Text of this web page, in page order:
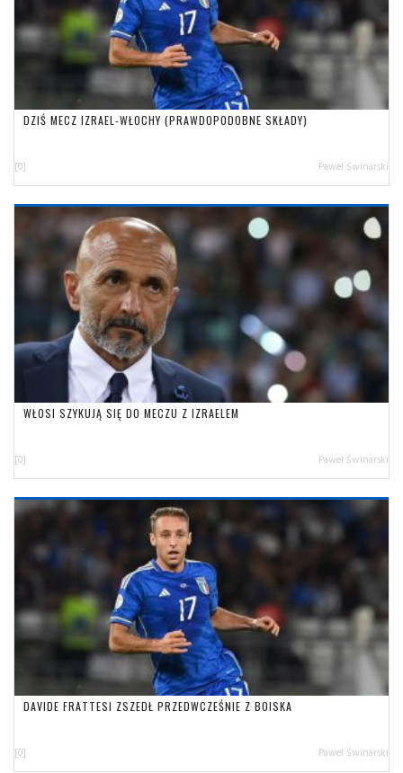
DZIŚ MECZ IZRAEL-WŁOCHY (PRAWDOPODOBNE SKŁADY)
[0] Paweł Świnarski
WŁOSI SZYKUJĄ SIĘ DO MECZU Z IZRAELEM
[0] Paweł Świnarski
DAVIDE FRATTESI ZSZEDŁ PRZEDWCZEŚNIE Z BOISKA
[0] Paweł Świnarski